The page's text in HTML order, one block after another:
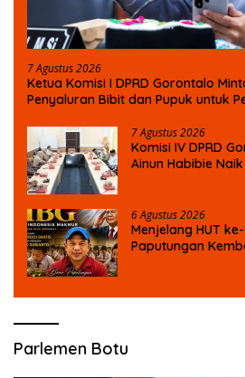
7 Agustus 2026
Ketua Komisi I DPRD Gorontalo
Penyaluran Bibit dan Pupuk untuk
7 Agustus 2026
Komisi IV DPRD
Ainun Habibie
6 Agustus 2026
Menjelang HUT ke-
Paputungan
Parlemen Botu